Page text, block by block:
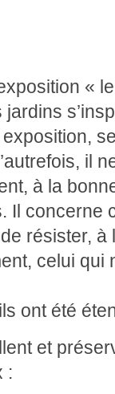
«
jardins
il
à la
Il concerne
résister, à
celui
ont été
et
: